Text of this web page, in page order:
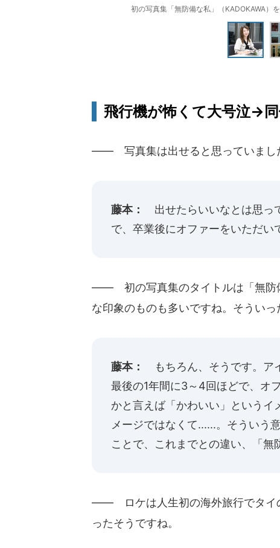
初の写真集「無防備な私」（KADOKAWA）
飛行機が怖くて大号泣→
―― 写真集は出せると思っていまし
藤本：
出せたらいいなとは思っ
で、卒業後にオファーをいただい
―― 初の写真集のタイトルは「無防
な印象のものも多いですね。そういっ
藤本：
もちろん、そうです。ア
最後の1年間に3～4回ほどで、オ
かと言えば「かわいい」というイ
メージではなくて......。そういう
ことで、これまでとの違い、「無
―― ロケは人生初の海外旅行でタイ
ったそうですね。